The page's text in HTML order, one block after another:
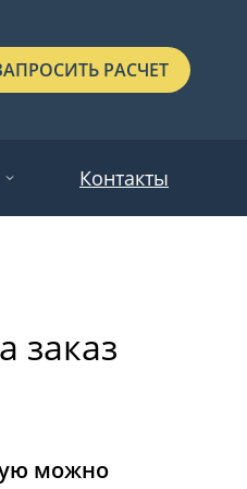
РАСЧЕТ
Контакты
заказ
можно